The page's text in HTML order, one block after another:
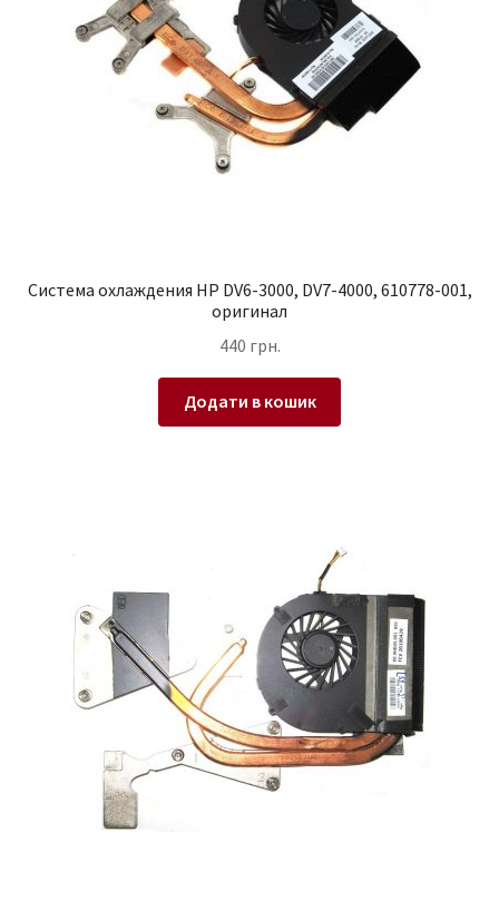
Система охлаждения HP DV6-3000, DV7-4000, 610778-001,
оригинал
440 грн.
Додати в кошик